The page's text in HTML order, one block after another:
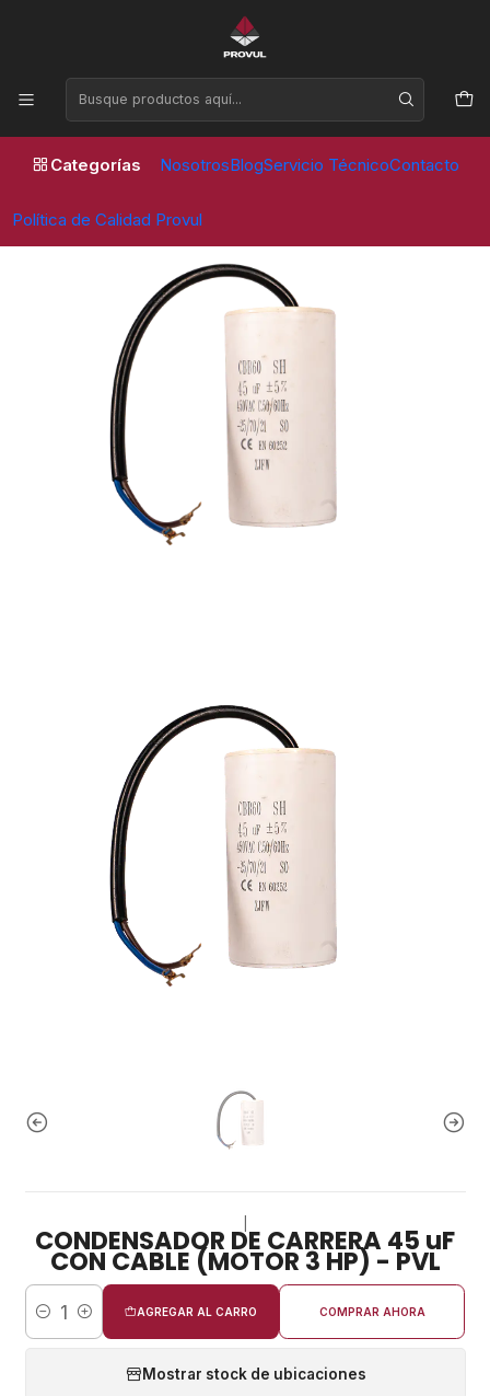
Categorías NosotrosBlogServicio TécnicoContacto
Política de Calidad Provul
Horario de atención Lunes a Viernes de 09:00 a 17:30 horas
Inicio Compresores
CONDENSADOR DE CARRERA 45 uF CON CABLE (MOTOR 3 HP)
CONDENSADOR DE CARRERA 45 uF
CON CABLE (MOTOR 3 HP) - PVL
Cantidad
AGREGAR AL CARRO COMPRAR AHORA
Mostrar stock de ubicaciones